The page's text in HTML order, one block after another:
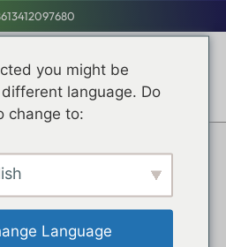
Custom
Boxes
Усильте свой бренд с
you might be
language. Do
change to:
Language